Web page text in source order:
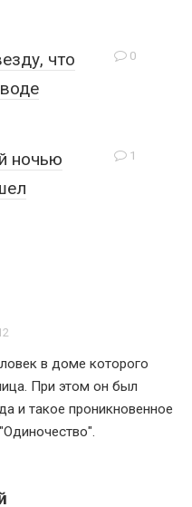
0
что
1
ночью
в доме которого
При этом он был
и такое проникновенное